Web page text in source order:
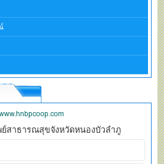
สาธารณสุขจังหวัดหนองบัวลำภู